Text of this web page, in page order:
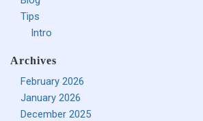
Tips
Intro
Archives
February 2026
January 2026
December 2025